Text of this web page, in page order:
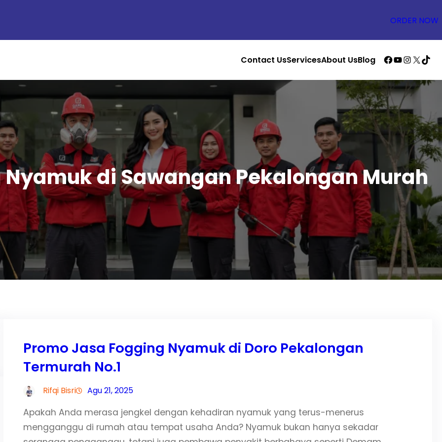
ORDER NOW
Contact UsServicesAbout UsBlog Facebook
YouTube
Instagram
X
di Sawangan Pekalongan Murah
Promo Jasa Fogging Nyamuk di Doro Pekalongan
Termurah No.1
Rifqi Bisri Agu 21, 2025
Apakah Anda merasa jengkel dengan kehadiran nyamuk yang terus-menerus
mengganggu di rumah atau tempat usaha Anda? Nyamuk bukan hanya sekadar